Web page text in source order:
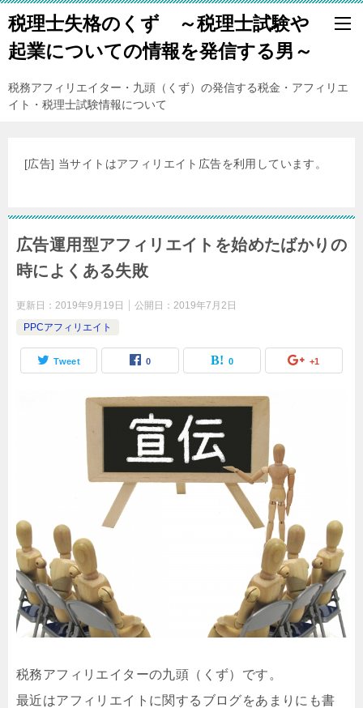
税理士失格のくず ～税理士試験や
起業についての情報を発信する男～
税務アフィリエイター・九頭（くず）の発信する税金・アフィリエ
イト・税理士試験情報について
[広告] 当サイトはアフィリエイト広告を利用しています。
広告運用型アフィリエイトを始めたばかりの
時によくある失敗
更新日： 2019年9月19日 公開日： 2019年7月2日
PPCアフィリエイト
Tweet 0 0 +1
税務アフィリエイターの九頭（くず）です。
最近はアフィリエイトに関するブログをあまりにも書